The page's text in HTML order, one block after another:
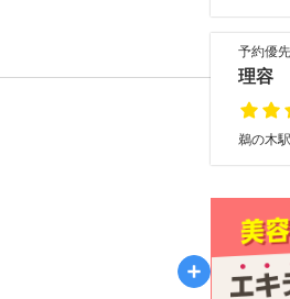
予約優
理容
鵜の木